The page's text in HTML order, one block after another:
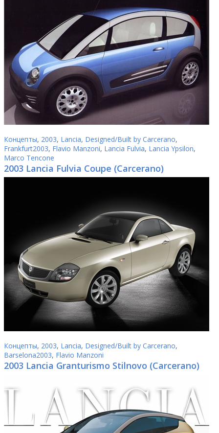
Концепты, 2003, Lancia, Designed/Built by Carcerano,
Frankfurt2003, Flavio Manzoni, Lancia Fulvia, Lancia Ypsilon,
Marco Tencone
2003 Lancia Fulvia Coupe (Carcerano)
Концепты, 2003, Lancia, Designed/Built by Carcerano,
Barselona2003, Flavio Manzoni
2003 Lancia Granturismo Stilnovo (Carcerano)